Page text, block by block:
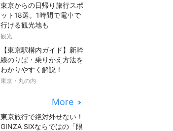
東京からの日帰り旅行スポ
ット18選。1時間で電車で
行ける観光地も
観光
【東京駅構内ガイド】新幹
線のりば・乗りかえ方法を
わかりやすく解説！
東京・丸の内
More
東京旅行で絶対外せない！
GINZA SIXならではの「限